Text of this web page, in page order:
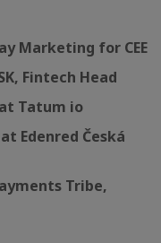
Marketing for CEE
Fintech Head
at Tatum io
Edenred Česká
Tribe,